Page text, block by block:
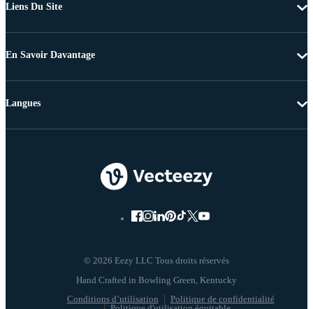
Liens Du Site
En Savoir Davantage
© 2026 Eezy LLC Tous droits réservés
Conditions d’utilisation
Politique de confidentialité
Langues